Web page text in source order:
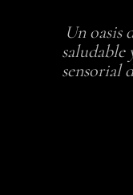
Un oasis
sensorial